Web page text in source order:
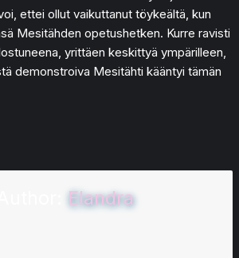
ettei ollut vaikuttanut töykeältä, kun
Mesitähden opetushetken. Kurre ravisti
yrittäen keskittyä ympärilleen,
demonstroiva Mesitähti kääntyi tämän
Elandra